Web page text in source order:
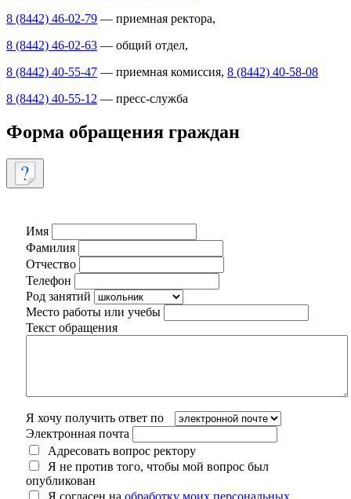
8 (8442) 46-02-79 — приемная ректора,
8 (8442) 46-02-63 — общий отдел,
8 (8442) 40-55-47 — приемная комиссия, 8 (8442) 40-58-08
8 (8442) 40-55-12 — пресс-служба
Форма обращения граждан
Имя
Фамилия
Отчество
Телефон
Род занятий
Место работы или учебы
Текст обращения
Я хочу получить ответ по
Электронная почта
Адресовать вопрос ректору
Я не против того, чтобы мой вопрос был
опубликован